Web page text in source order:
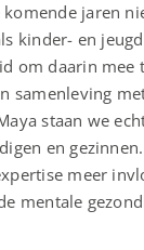
jaren
kinder- en
om daarin mee
samenleving
staan we
en
meer
mentale